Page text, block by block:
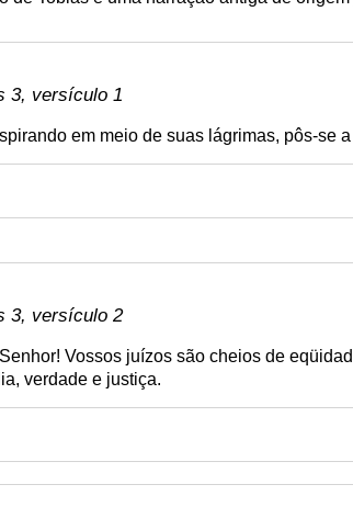
3, versículo 1
em meio de suas lágrimas, pôs-se a
3, versículo 2
Vossos juízos são cheios de
verdade e justiça.